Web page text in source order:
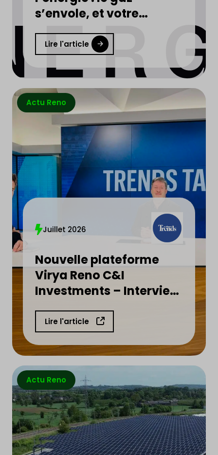
s’envole, et votre
facture d’électricité
aussi
Lire l'article
Actu Reno
Juillet 2026
Nouvelle plateforme
Virya Reno C&I
Investments – Interview
d’Henri Thonnart
Lire l'article
Actu Reno